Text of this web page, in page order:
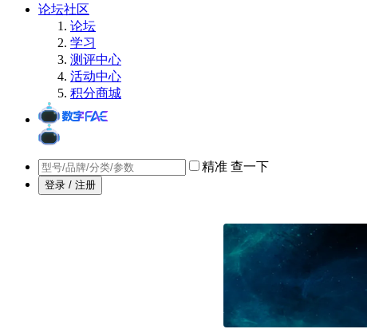
论坛社区
论坛
学习
测评中心
活动中心
积分商城
精准 查一下
登录 / 注册